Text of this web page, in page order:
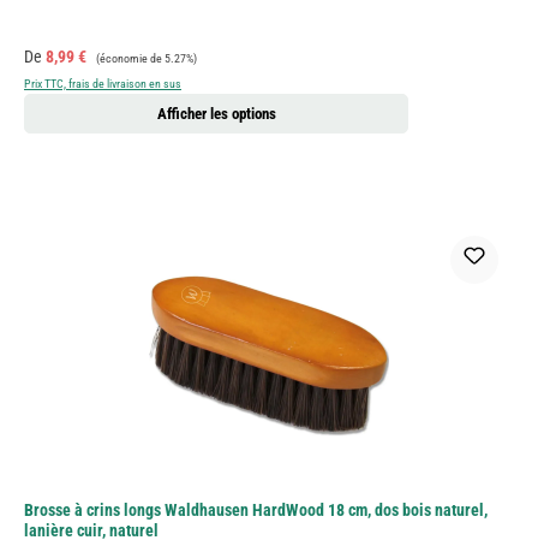
Prix de vente :
De 8,99 € Prix régulier :
(économie de 5.27%)
Prix TTC, frais de livraison en sus
Afficher les options
Brosse à crins longs Waldhausen HardWood 18 cm, dos bois naturel,
lanière cuir, naturel